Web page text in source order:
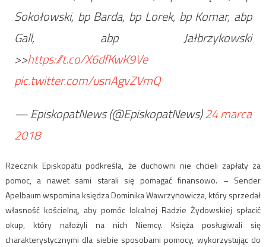
Sokołowski, bp Barda, bp Lorek, bp Komar, abp
Gall, abp Jałbrzykowski
>>https://t.co/X6dfKwK9Ve
pic.twitter.com/usnAgvZVmQ
— EpiskopatNews (@EpiskopatNews)24 marca
2018
Rzecznik Episkopatu podkreśla, że duchowni nie chcieli zapłaty za
pomoc, a nawet sami starali się pomagać finansowo. – Sender
Apelbaum wspomina księdza Dominika Wawrzynowicza, który sprzedał
własność kościelną, aby pomóc lokalnej Radzie Żydowskiej spłacić
okup, który nałożyli na nich Niemcy. Księża posługiwali się
charakterystycznymi dla siebie sposobami pomocy, wykorzystując do